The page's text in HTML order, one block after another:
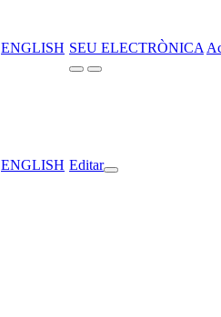
ENGLISH SEU ELECTRÒNICA
ENGLISH Editar